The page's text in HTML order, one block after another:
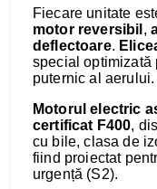
Fiecare unitate
motor reversibil ,
deflectoare.
special optimizată
puternic al aerului.
Motorul electric
certificat F400,
cu bile, clasa de
fiind proiectat
urgență (S2).